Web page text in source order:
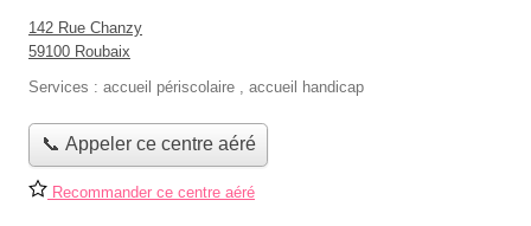
142 Rue Chanzy
59100 Roubaix
Services : accueil périscolaire , accueil handicap
📞 Appeler ce centre aéré
Recommander ce centre aéré